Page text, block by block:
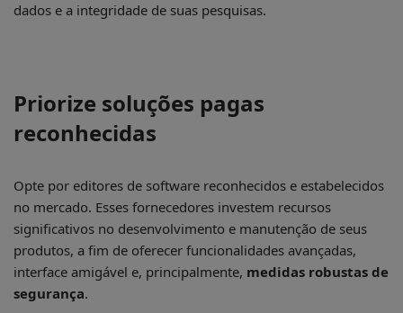
dados e a integridade de suas pesquisas.
Priorize soluções pagas
reconhecidas
Opte por editores de software reconhecidos e estabelecidos
no mercado. Esses fornecedores investem recursos
significativos no desenvolvimento e manutenção de seus
produtos, a fim de oferecer funcionalidades avançadas,
interface amigável e, principalmente, medidas robustas de
segurança.